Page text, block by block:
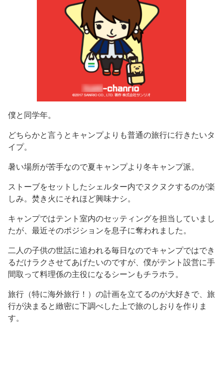
僕と同学年。
どちらかと言うとキャンプよりも普通の旅行に行きたいタ
イプ。
暑い場所が苦手なので夏キャンプより冬キャンプ派。
ストーブをセットしたシェルター内でヌクヌクするのが楽
しみ。焚き火にそれほど興味ナシ。
キャンプではテント室内のセッティングを担当していまし
たが、最近そのポジションを息子に奪われました。
二人の子供の世話に追われる毎日なのでキャンプではでき
るだけラクさせてあげたいのですが、僕がテント設営に手
間取って料理係の主役になるシーンもチラホラ。
旅行（特に海外旅行！）の計画を立てるのが大好きで、旅
行が決まると緻密に下調べした上で旅のしおりを作りま
す。